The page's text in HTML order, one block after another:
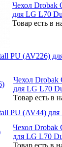
Чехол Drobak
для LG L70
Товар есть в
PU (AV226)
Чехол Drobak
для LG L70
Товар есть в
PU (AV44)
Чехол Drobak
для LG L70
Товар есть в